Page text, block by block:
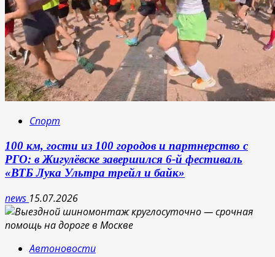
Спорт
100 км, гости из 100 городов и партнерство с
РГО: в Жигулёвске завершился 6-й фестиваль
«ВТБ Лука Ультра трейл и байк»
news 15.07.2026
Автоновости